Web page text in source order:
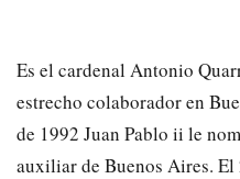
Es el cardenal Antonio
estrecho colaborador en
de 1992 Juan Pablo ii le
auxiliar de Buenos Aires.